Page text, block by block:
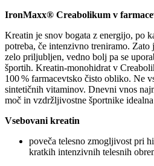
IronMaxx® Creabolikum v
Kreatin je snov bogata z energijo, po
potreba, če intenzivno treniramo.
zelo priljubljen, vedno bolj pa se
športih. Kreatin-monohidrat v
100 % farmacevtsko čisto obliko. Ne
sintetičnih vitaminov. Dnevni vnos
moč in vzdržljivostne športnike
Vsebovani kreatin
poveča telesno zmogljivost pri
kratkih intenzivnih telesnih